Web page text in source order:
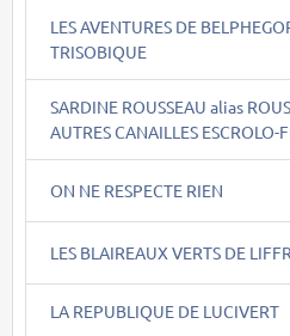
LES AVENTURES DE
TRISOBIQUE
SARDINE ROUSSEAU alias
AUTRES CANAILLES ESCROLO-
ON NE RESPECTE RIEN
LES BLAIREAUX VERTS DE
LA REPUBLIQUE DE LUCIVERT